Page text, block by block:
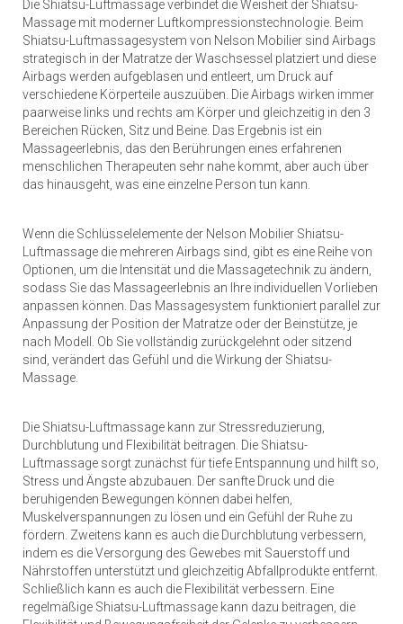
Die Shiatsu-Luftmassage verbindet die Weisheit der Shiatsu-
Massage mit moderner Luftkompressionstechnologie. Beim
Shiatsu-Luftmassagesystem von Nelson Mobilier sind Airbags
strategisch in der Matratze der Waschsessel platziert und diese
Airbags werden aufgeblasen und entleert, um Druck auf
verschiedene Körperteile auszuüben. Die Airbags wirken immer
paarweise links und rechts am Körper und gleichzeitig in den 3
Bereichen Rücken, Sitz und Beine. Das Ergebnis ist ein
Massageerlebnis, das den Berührungen eines erfahrenen
menschlichen Therapeuten sehr nahe kommt, aber auch über
das hinausgeht, was eine einzelne Person tun kann.
Wenn die Schlüsselelemente der Nelson Mobilier Shiatsu-
Luftmassage die mehreren Airbags sind, gibt es eine Reihe von
Optionen, um die Intensität und die Massagetechnik zu ändern,
sodass Sie das Massageerlebnis an Ihre individuellen Vorlieben
anpassen können. Das Massagesystem funktioniert parallel zur
Anpassung der Position der Matratze oder der Beinstütze, je
nach Modell. Ob Sie vollständig zurückgelehnt oder sitzend
sind, verändert das Gefühl und die Wirkung der Shiatsu-
Massage.
Die Shiatsu-Luftmassage kann zur Stressreduzierung,
Durchblutung und Flexibilität beitragen. Die Shiatsu-
Luftmassage sorgt zunächst für tiefe Entspannung und hilft so,
Stress und Ängste abzubauen. Der sanfte Druck und die
beruhigenden Bewegungen können dabei helfen,
Muskelverspannungen zu lösen und ein Gefühl der Ruhe zu
fördern. Zweitens kann es auch die Durchblutung verbessern,
indem es die Versorgung des Gewebes mit Sauerstoff und
Nährstoffen unterstützt und gleichzeitig Abfallprodukte entfernt.
Schließlich kann es auch die Flexibilität verbessern. Eine
regelmäßige Shiatsu-Luftmassage kann dazu beitragen, die